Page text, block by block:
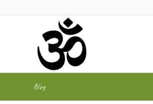
Blog